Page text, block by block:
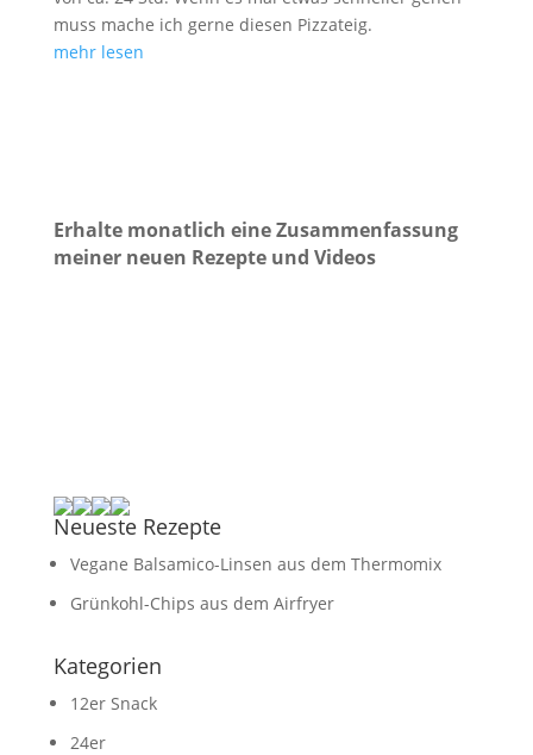
muss mache ich gerne diesen Pizzateig.
mehr lesen
Erhalte monatlich eine Zusammenfassung
meiner neuen Rezepte und Videos
Neueste Rezepte
Vegane Balsamico-Linsen aus dem Thermomix
Grünkohl-Chips aus dem Airfryer
Kategorien
12er Snack
24er